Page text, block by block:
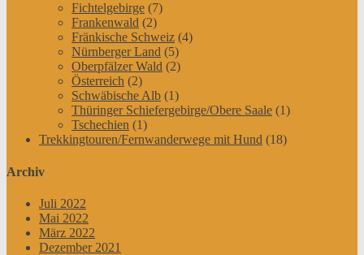
Fichtelgebirge (7)
Frankenwald (2)
Fränkische Schweiz (4)
Nürnberger Land (5)
Oberpfälzer Wald (2)
Österreich (2)
Schwäbische Alb (1)
Thüringer Schiefergebirge/Obere Saale (1)
Tschechien (1)
Trekkingtouren/Fernwanderwege mit Hund (18)
Archiv
Juli 2022
Mai 2022
März 2022
Dezember 2021